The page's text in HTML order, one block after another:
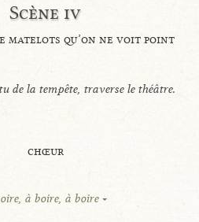
Scène iv
matelots qu’on ne voit point
de la tempête, traverse le théâtre.
chœur
à boire, à boire